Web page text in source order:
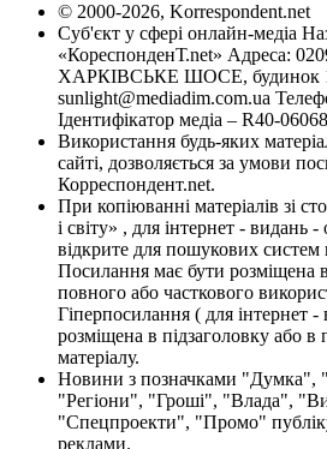
© 2000-2026, Korrespondent.net
Суб'єкт у сфері онлайн-медіа
«КореспонденТ.net» Адреса:
ХАРКІВСЬКЕ ШОСЕ, будинок
sunlight@mediadim.com.ua
Ідентифікатор медіа – R40-06068
Використання будь-яких
сайті, дозволяється за умови
Корреспондент.net.
При копіюванні матеріалів зі
і світу» , для інтернет - видань
відкрите для пошукових систем
Посилання має бути розміщена
повного або часткового
Гіперпосилання ( для інтернет
розміщена в підзаголовку або в
матеріалу.
Новини з позначками "Думка",
"Регіони", "Гроші", "Влада",
"Спецпроекти", "Промо"
реклами.